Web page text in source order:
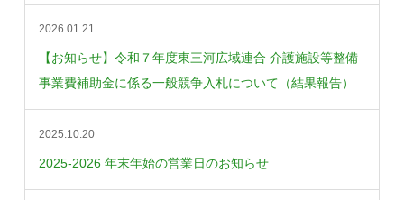
2026.01.21
【お知らせ】令和７年度東三河広域連合 介護施設等整備
事業費補助金に係る一般競争入札について（結果報告）
2025.10.20
2025-2026 年末年始の営業日のお知らせ